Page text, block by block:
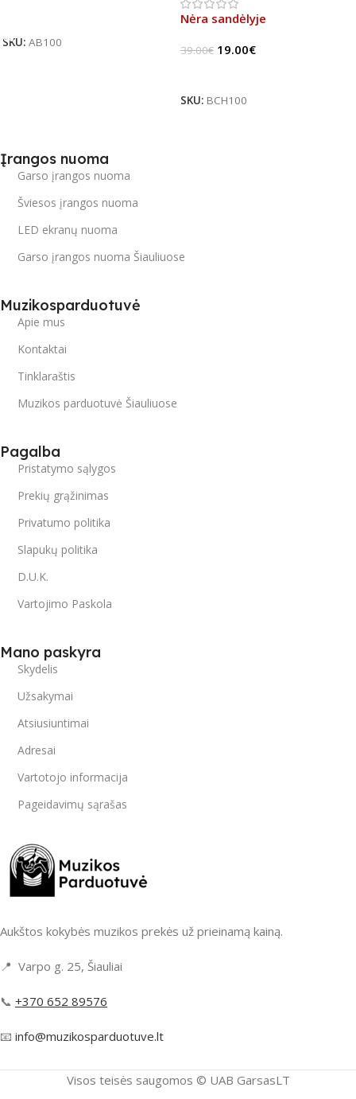
SKU: AB100
Nėra sandėlyje
39.00€ 19.00€
SKU: BCH100
Įrangos nuoma
Garso įrangos nuoma
Šviesos įrangos nuoma
LED ekranų nuoma
Garso įrangos nuoma Šiauliuose
Muzikosparduotuvė
Apie mus
Kontaktai
Tinklaraštis
Muzikos parduotuvė Šiauliuose
Pagalba
Pristatymo sąlygos
Prekių grąžinimas
Privatumo politika
Slapukų politika
D.U.K.
Vartojimo Paskola
Mano paskyra
Skydelis
Užsakymai
Atsiusiuntimai
Adresai
Vartotojo informacija
Pageidavimų sąrašas
Aukštos kokybės muzikos prekės už prieinamą kainą.
📍 Varpo g. 25, Šiauliai
📞 +370 652 89576
📧 info@muzikosparduotuve.lt
Visos teisės saugomos ©️ UAB GarsasLT